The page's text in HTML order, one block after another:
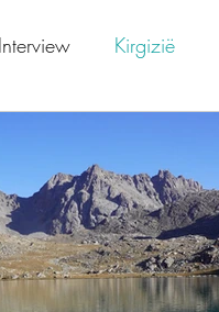
Interview Kirgizië